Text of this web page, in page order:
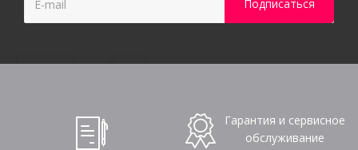
Гарантия и сервисное
обслуживание